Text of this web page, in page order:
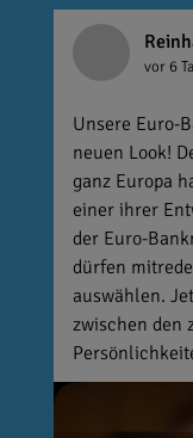
vor 6
Unsere Euro-
neuen Look!
ganz Europa
einer ihrer
der Euro-
dürfen
auswählen.
zwischen den